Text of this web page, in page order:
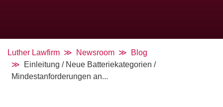
Luther Lawfirm Newsroom
Blog
Einleitung / Neue Batteriekategorien /
Mindestanforderungen an...